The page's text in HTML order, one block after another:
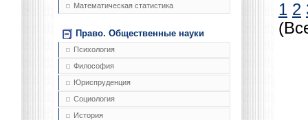
Математическая статистика
Право. Общественные науки
Психология
Философия
Юриспруденция
Социология
История
1 2